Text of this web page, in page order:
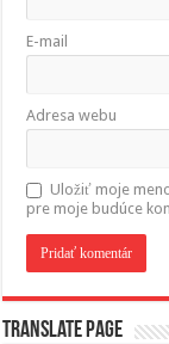
E-mail
Adresa webu
Uložiť moje
pre moje budúce
Translate page